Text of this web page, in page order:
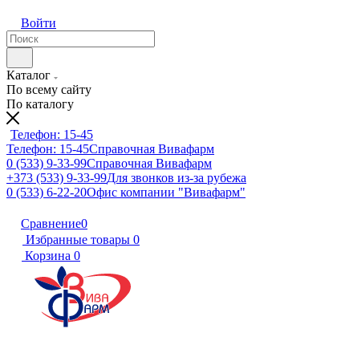
Войти
Каталог
По всему сайту
По каталогу
Телефон: 15-45
Телефон: 15-45Справочная Вивафарм
0 (533) 9-33-99Справочная Вивафарм
+373 (533) 9-33-99Для звонков из-за рубежа
0 (533) 6-22-20Офис компании "Вивафарм"
Сравнение0
Избранные товары 0
Корзина 0